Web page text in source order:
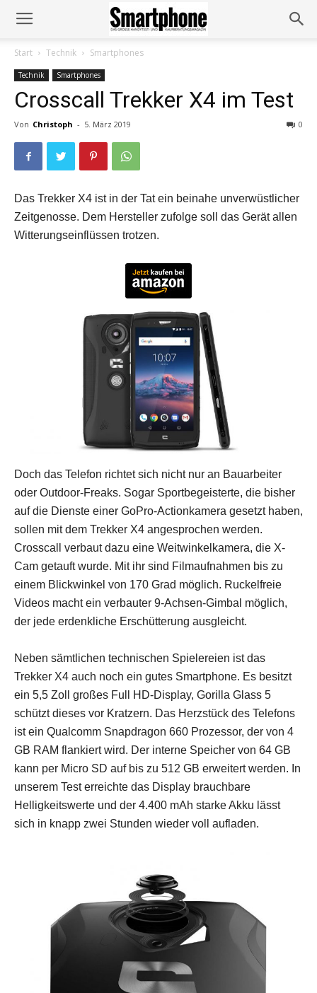
Start Technik Smartphones
Technik Smartphones
Crosscall Trekker X4 im Test
Von Christoph - 5. März 2019 0
Das Trekker X4 ist in der Tat ein beinahe unverwüstlicher
Zeitgenosse. Dem Hersteller zufolge soll das Gerät allen
Witterungseinflüssen trotzen.
Doch das Telefon richtet sich nicht nur an Bauarbeiter
oder Outdoor-Freaks. Sogar Sportbegeisterte, die bisher
auf die Dienste einer GoPro-Actionkamera gesetzt haben,
sollen mit dem Trekker X4 angesprochen werden.
Crosscall verbaut dazu eine Weitwinkelkamera, die X-
Cam getauft wurde. Mit ihr sind Filmaufnahmen bis zu
einem Blickwinkel von 170 Grad möglich. Ruckelfreie
Videos macht ein verbauter 9-Achsen-Gimbal möglich,
der jede erdenkliche Erschütterung ausgleicht.
Neben sämtlichen technischen Spielereien ist das
Trekker X4 auch noch ein gutes Smartphone. Es besitzt
ein 5,5 Zoll großes Full HD-Display, Gorilla Glass 5
schützt dieses vor Kratzern. Das Herzstück des Telefons
ist ein Qualcomm Snapdragon 660 Prozessor, der von 4
GB RAM flankiert wird. Der interne Speicher von 64 GB
kann per Micro SD auf bis zu 512 GB erweitert werden. In
unserem Test erreichte das Display brauchbare
Helligkeitswerte und der 4.400 mAh starke Akku lässt
sich in knapp zwei Stunden wieder voll aufladen.